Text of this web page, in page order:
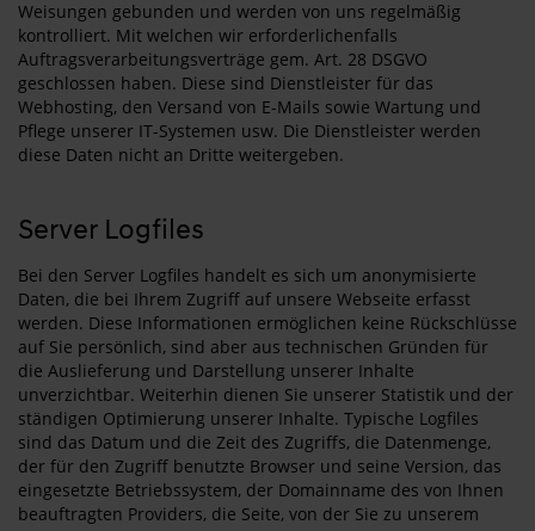
Weisungen gebunden und werden von uns regelmäßig
kontrolliert. Mit welchen wir erforderlichenfalls
Auftragsverarbeitungsverträge gem. Art. 28 DSGVO
geschlossen haben. Diese sind Dienstleister für das
Webhosting, den Versand von E-Mails sowie Wartung und
Pflege unserer IT-Systemen usw. Die Dienstleister werden
diese Daten nicht an Dritte weitergeben.
Server Logfiles
Bei den Server Logfiles handelt es sich um anonymisierte
Daten, die bei Ihrem Zugriff auf unsere Webseite erfasst
werden. Diese Informationen ermöglichen keine Rückschlüsse
auf Sie persönlich, sind aber aus technischen Gründen für
die Auslieferung und Darstellung unserer Inhalte
unverzichtbar. Weiterhin dienen Sie unserer Statistik und der
ständigen Optimierung unserer Inhalte. Typische Logfiles
sind das Datum und die Zeit des Zugriffs, die Datenmenge,
der für den Zugriff benutzte Browser und seine Version, das
eingesetzte Betriebssystem, der Domainname des von Ihnen
beauftragten Providers, die Seite, von der Sie zu unserem